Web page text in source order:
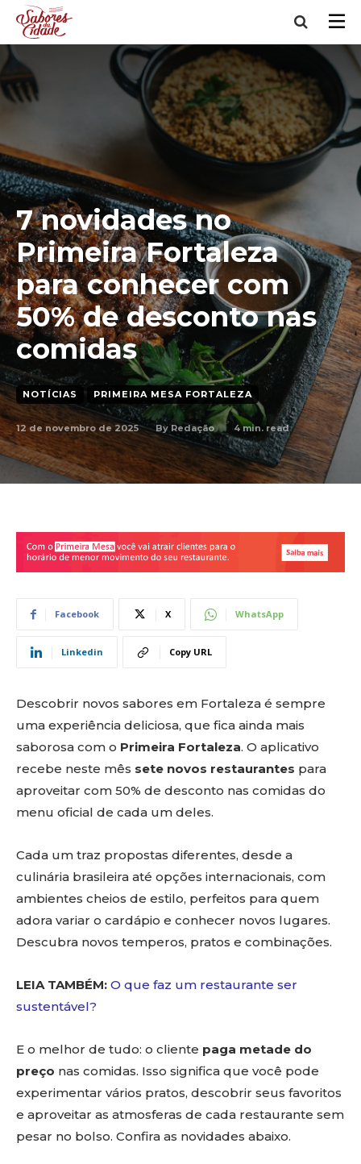
7 novidades no
Primeira Fortaleza
para conhecer com
50% de desconto nas
comidas
NOTÍCIAS PRIMEIRA MESA FORTALEZA
12 de novembro de 2025 By Redação 4min. read
Facebook X WhatsApp
Linkedin Copy URL
Descobrir novos sabores em Fortaleza é sempre
uma experiência deliciosa, que fica ainda mais
saborosa com o Primeira Fortaleza. O aplicativo
recebe neste mês sete novos restaurantes para
aproveitar com 50% de desconto nas comidas do
menu oficial de cada um deles.
Cada um traz propostas diferentes, desde a
culinária brasileira até opções internacionais, com
ambientes cheios de estilo, perfeitos para quem
adora variar o cardápio e conhecer novos lugares.
Descubra novos temperos, pratos e combinações.
LEIA TAMBÉM: O que faz um restaurante ser
sustentável?
E o melhor de tudo: o cliente paga metade do
preço nas comidas. Isso significa que você pode
experimentar vários pratos, descobrir seus favoritos
e aproveitar as atmosferas de cada restaurante sem
pesar no bolso. Confira as novidades abaixo.